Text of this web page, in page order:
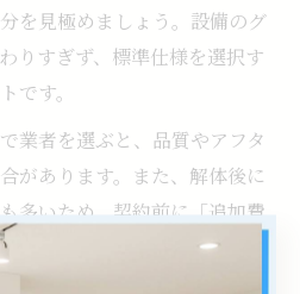
を見極めましょう。設備のグ
りすぎず、標準仕様を選択す
です。
業者を選ぶと、品質やアフタ
があります。また、解体後に
多いため、契約前に「追加費
」「工期」などをしっかり確